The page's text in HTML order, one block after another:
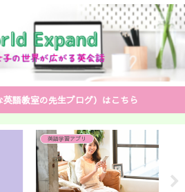
語教室の先生ブログ）はこちら
英語学習アプリ